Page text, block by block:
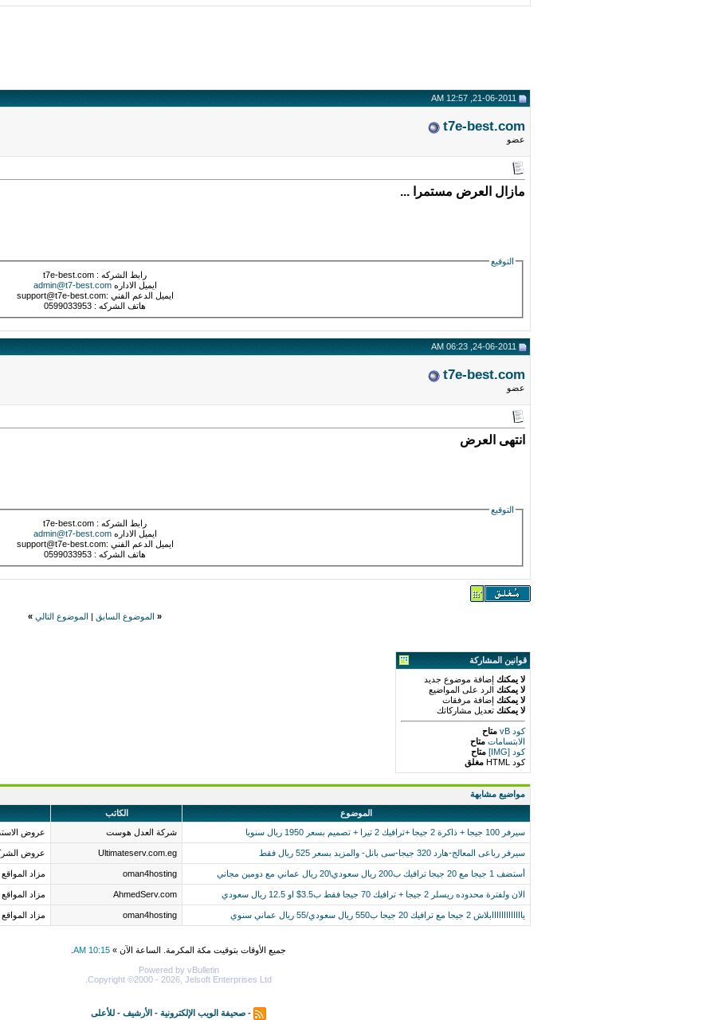
t7e-best.com
عضو
مازال العرض مستمرا ...
التوقيع
رابط الشركه : t7e-best.com
ايميل الادارهadmin@t7-best.com
ايميل الدعم الفني :support@t7e-best.com
هاتف الشركه : 0599033953
t7e-best.com
عضو
انتهى العرض
التوقيع
رابط الشركه : t7e-best.com
ايميل الادارهadmin@t7-best.com
ايميل الدعم الفني :support@t7e-best.com
هاتف الشركه : 0599033953
« الموضوع السابق الموضوع التالي »
قوانين المشاركة
لا يمكنك إضافة موضوع جديد
لا يمكنك الرد على المواضيع
لا يمكنك إضافة مرفقات
لا يمكنك تعديل مشاركاتك
كود vB
متاح
الابتسامات متاح
كود [IMG]
متاح
كود HTML
مغلق
مواضيع مشابهة
الموضوع
الكاتب
سيرفر 100 جيجا + ذاكرة 2 جيجا +ترافيك 2 تيرا + تصميم بسعر 1950 ريال سنويا
شركة العدل هوست عروض
سيرفر رباعى المعالج-هارد 320 جيجا-سى بانل- والمزيد بسعر 525 ريال فقط Ultimateserv.com.eg عروض
أستضف 1 جيجا مع 20 جيجا ترافيك ب200 ريال سعودي\20 ريال عماني مع دومين مجاني oman4hosting مزاد المواقع
الان ولفترة محدوده ريسلر 2 جيجا + ترافيك 70 جيجا فقط ب3.5$ او 12.5 ريال سعودي AhmedServ.com مزاد المواقع
يااااااااااااابلاش 2 جيجا مع ترافيك 20 جيجا ب550 ريال سعودي/55 ريال عماني سنوي oman4hosting مزاد المواقع
جميع الأوقات بتوقيت مكة المكرمة. الساعة الآن » 10:15 AM
Powered by vBulletin
Copyright ©2000 - 2026, Jelsoft Enterprises Ltd.
- صحيفة الويب الإلكترونية - الأرشيف - للأعلى